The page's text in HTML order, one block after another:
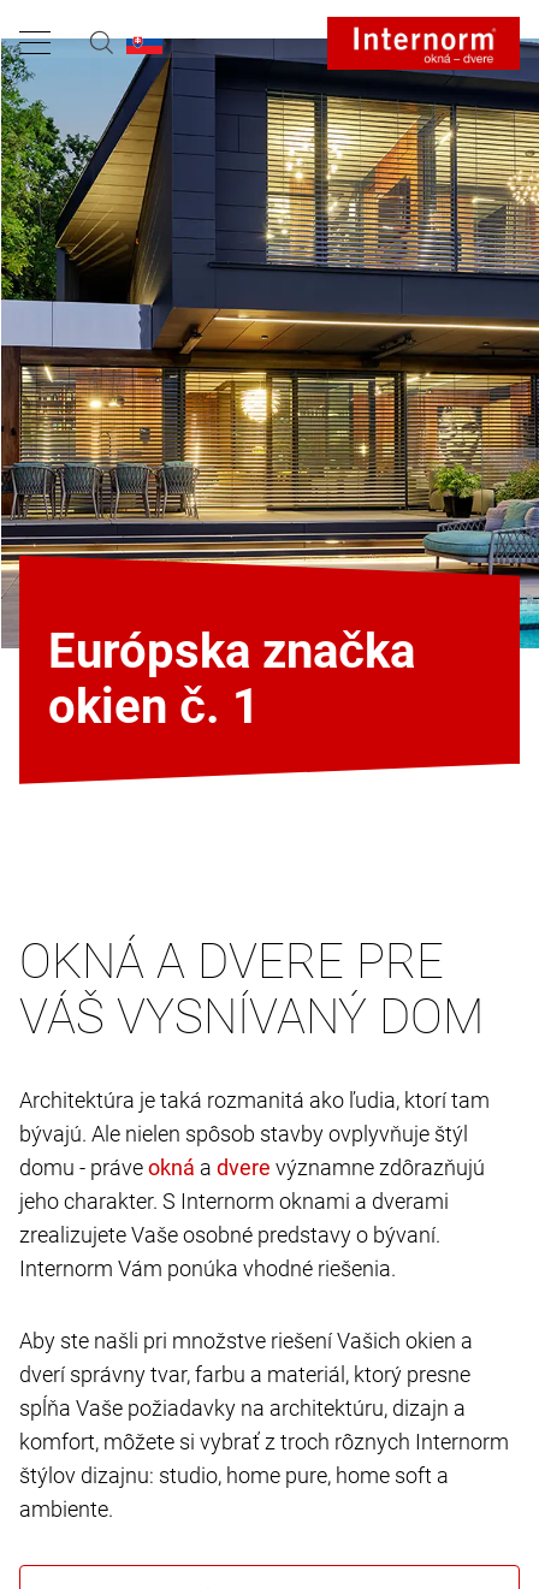
Európska značka
okien č. 1
OKNÁ A DVERE PRE
VÁŠ VYSNÍVANÝ DOM
Architektúra je taká rozmanitá ako ľudia, ktorí tam
bývajú. Ale nielen spôsob stavby ovplyvňuje štýl
domu - práve
a
významne zdôrazňujú
jeho charakter. S Internorm oknami a dverami
zrealizujete Vaše osobné predstavy o bývaní.
Internorm Vám ponúka vhodné riešenia.
Aby ste našli pri množstve riešení Vašich okien a
dverí správny tvar, farbu a materiál, ktorý presne
spĺňa Vaše požiadavky na architektúru, dizajn a
komfort, môžete si vybrať z troch rôznych Internorm
štýlov dizajnu: studio, home pure, home soft a
ambiente.